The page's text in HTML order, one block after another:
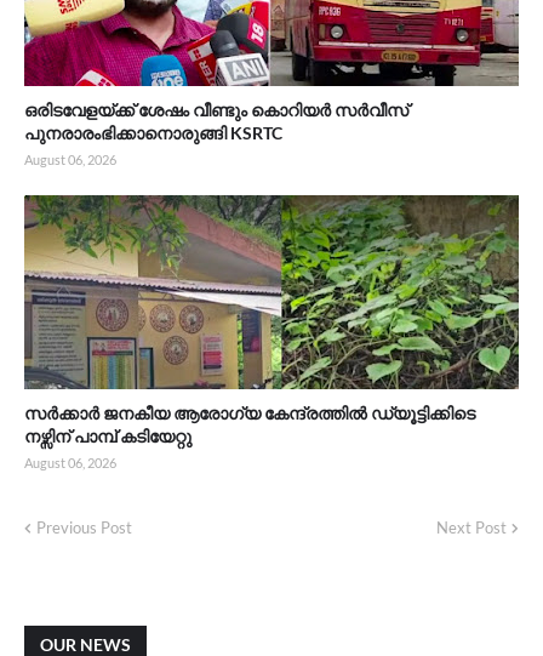
ഒരിടവേളയ്ക്ക് ശേഷം വീണ്ടും കൊറിയർ സർവീസ്
പുനരാരംഭിക്കാനൊരുങ്ങി KSRTC
August 06, 2026
സർക്കാർ ജനകീയ ആരോഗ്യ കേന്ദ്രത്തിൽ ഡ്യൂട്ടിക്കിടെ
നഴ്സിന് പാമ്പ് കടിയേറ്റു
August 06, 2026
Previous Post Next Post
OUR NEWS